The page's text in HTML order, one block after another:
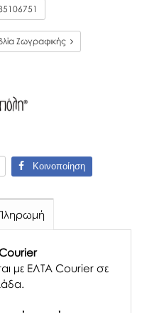
Ζωγραφικής
Κοινοποίηση
με ΕΛΤΑ Courier σε